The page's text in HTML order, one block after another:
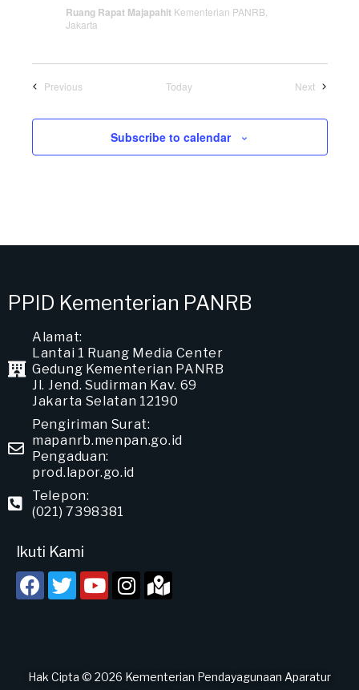
Ruang Rapat Majapahit Kementerian PANRB,
Jakarta
Previous Today Next
Subscribe to calendar
PPID Kementerian PANRB
Alamat:
Lantai 1 Ruang Media Center
Gedung Kementerian PANRB
Jl. Jend. Sudirman Kav. 69
Jakarta Selatan 12190
Pengiriman Surat:
mapanrb.menpan.go.id
Pengaduan:
prod.lapor.go.id
Telepon:
(021) 7398381
Ikuti Kami
Hak Cipta © 2026 Kementerian Pendayagunaan Aparatur